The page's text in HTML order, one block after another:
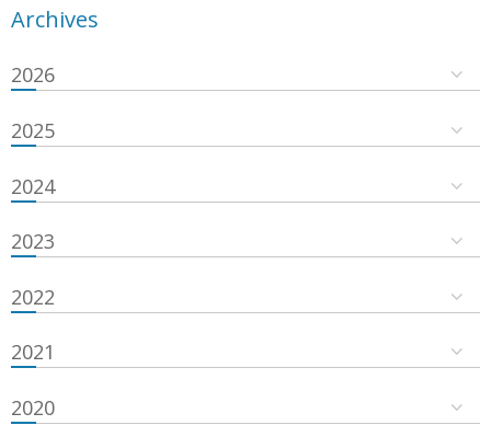
Archives
2026
2025
2024
2023
2022
2021
2020